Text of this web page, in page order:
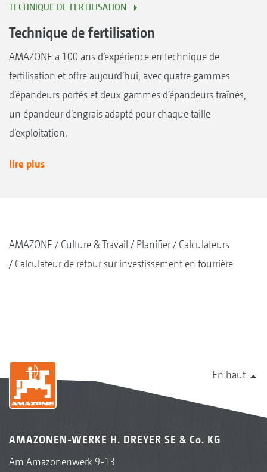
TECHNIQUE DE FERTILISATION
Technique de fertilisation
AMAZONE a 100 ans d’expérience en technique de
fertilisation et offre aujourd’hui, avec quatre gammes
d’épandeurs portés et deux gammes d’épandeurs traînés,
un épandeur d’engrais adapté pour chaque taille
d’exploitation.
lire plus
AMAZONE Culture & Travail Planifier
Calculateurs
Calculateur de retour sur investissement en fourrière
En haut
AMAZONEN-WERKE H. DREYER SE & Co. KG
Am Amazonenwerk 9-13